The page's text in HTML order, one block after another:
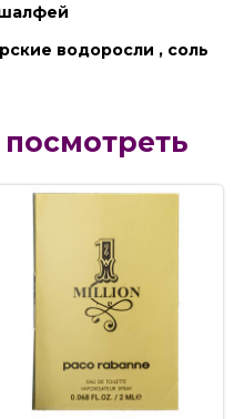
водоросли , соль